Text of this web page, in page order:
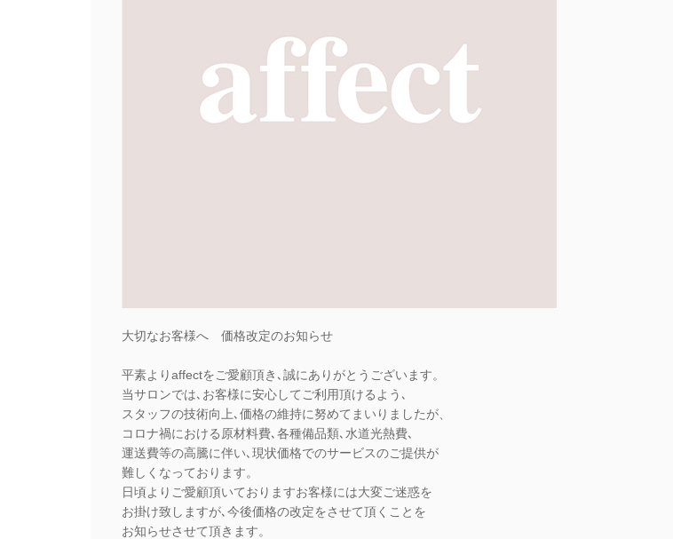
大切なお客様へ 価格改定のお知らせ
平素よりaffectをご愛顧頂き､誠にありがとうございます。
当サロンでは､お客様に安心してご利用頂けるよう､
スタッフの技術向上､価格の維持に努めてまいりましたが、
コロナ禍における原材料費､各種備品類､水道光熱費､
運送費等の高騰に伴い､現状価格でのサービスのご提供が
難しくなっております。
日頃よりご愛顧頂いておりますお客様には大変ご迷惑を
お掛け致しますが､今後価格の改定をさせて頂くことを
お知らせさせて頂きます。